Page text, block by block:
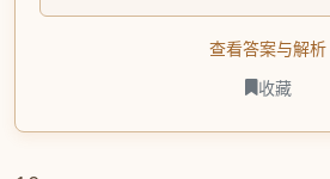
查看答案与解析
收藏